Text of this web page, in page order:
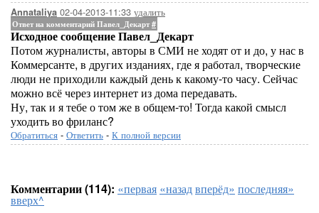
Annataliya 02-04-2013-11:33 удалить
Ответ на комментарий Павел_Декарт#
Исходное сообщение Павел_Декарт
Потом журналисты, авторы в СМИ не ходят от и до, у нас в
Коммерсанте, в других изданиях, где я работал, творческие
люди не приходили каждый день к какому-то часу. Сейчас
можно всё через интернет из дома передавать.
Ну, так и я тебе о том же в общем-то! Тогда какой смысл
уходить во фриланс?
Обратиться - Ответить - К полной версии
Комментарии (114): «первая «назадвперёд» последняя»
вверх^